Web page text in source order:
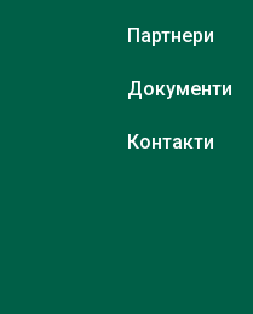
Партнери
Документи
Контакти